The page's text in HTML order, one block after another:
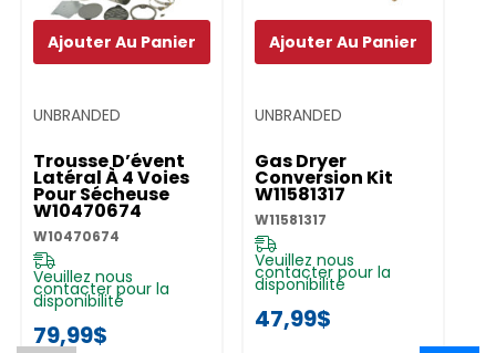
UNBRANDED
Trousse D’évent
Latéral À 4 Voies
Pour Sécheuse
W10470674
W10470674
Veuillez nous
contacter pour la
disponibilité
79,99$
Ajouter Au Panier
UNBRANDED
Gas Dryer
Conversion Kit
W11581317
W11581317
Veuillez nous
contacter pour la
disponibilité
47,99$
Ajouter Au Panier